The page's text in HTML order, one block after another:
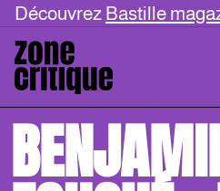
Découvrez Bastille